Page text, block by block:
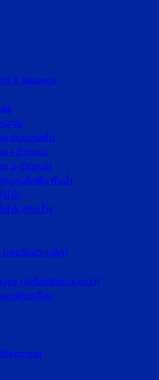
& Balance
ฐาน
แบบวางพื้น
1 ตำแหน่ง
2 ตำแหน่ง
กแบบตั้งพื้น กันน้ำ
โต๊ะ
โต๊ะ (กันน้ำ)
เกจวัดความลึก)
(เครื่องวัดความหนา)
นาผิวเคลือบ